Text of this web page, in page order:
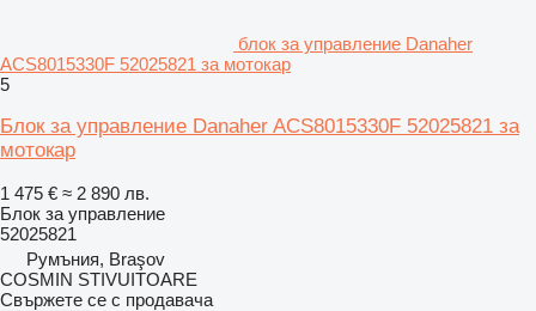
блок за управление Danaher
ACS8015330F 52025821 за мотокар
5
Блок за управление Danaher ACS8015330F 52025821 за
мотокар
1 475 € ≈ 2 890 лв.
Блок за управление
52025821
Румъния, Braşov
COSMIN STIVUITOARE
Свържете се с продавача